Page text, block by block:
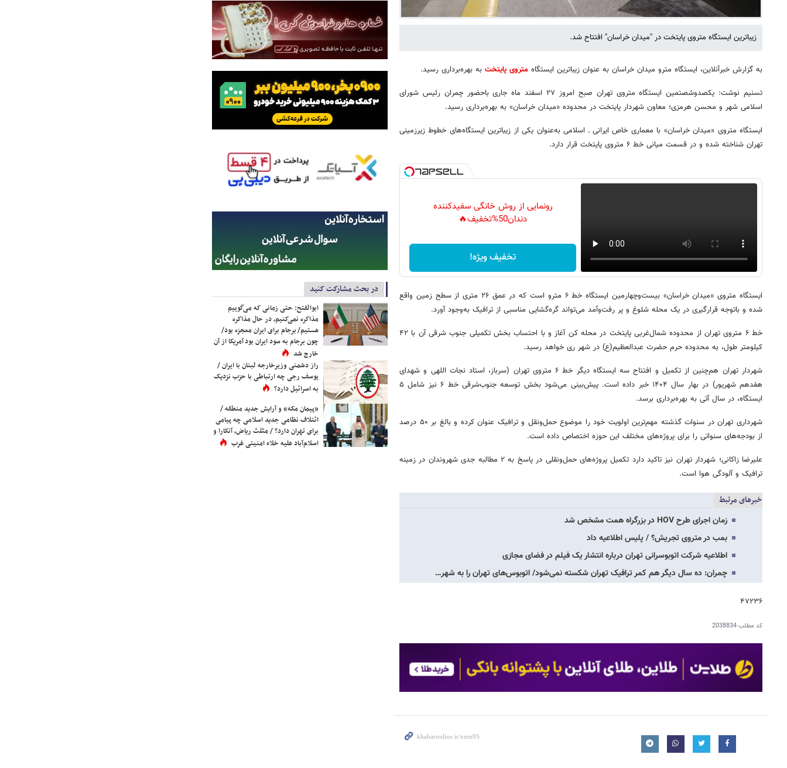
زیباترین ایستگاه متروی پایتخت در "میدان خراسان" افتتاح شد.
به گزارش خبرآنلاین، ایستگاه مترو میدان خراسان به عنوان زیباترین ایستگاه متروی پایتخت به بهره‌برداری رسید.
تسنیم نوشت: یکصدوشصتمین ایستگاه متروی تهران صبح امروز ۲۷ اسفند ماه جاری باحضور چمران رئیس شورای
اسلامی شهر و محسن هرمزی؛ معاون شهردار پایتخت در محدوده «میدان خراسان» به بهره‌برداری رسید.
ایستگاه متروی «میدان خراسان» با معماری خاص ایرانی ـ اسلامی به‌عنوان یکی از زیباترین ایستگاه‌های خطوط زیرزمینی
تهران شناخته شده و در قسمت میانی خط ۶ متروی پایتخت قرار دارد.
رونمایی از روش خانگی سفیدکننده
دندان50%تخفیف🔥
تخفیف ویژه!
ایستگاه متروی «میدان خراسان» بیست‌وچهارمین ایستگاه خط ۶ مترو است که در عمق ۲۶ متری از سطح زمین واقع
شده و باتوجه قرارگیری در یک محله شلوغ و پر رفت‌وآمد می‌تواند گره‌گشایی مناسبی از ترافیک به‌وجود آورد.
خط ۶ متروی تهران از محدوده شمال‌غربی پایتخت در محله کن آغاز و با احتساب بخش تکمیلی جنوب‌ شرقی آن با ۴۲
کیلومتر طول، به محدوده حرم حضرت عبدالعظیم(ع) در شهر ری خواهد رسید.
شهردار تهران هم‌چنین از تکمیل و افتتاح سه ایستگاه دیگر خط ۶‌ متروی تهران (سرباز، استاد نجات اللهی و شهدای
هفدهم شهریور) در بهار سال ۱۴۰۴ خبر داده است. پیش‌بینی می‌شود بخش توسعه جنوب‌شرقی خط ۶ نیز شامل ۵
ایستگاه، در سال آتی به بهره‌برداری برسد.
شهرداری تهران در سنوات گذشته مهم‌ترین اولویت خود را موضوع حمل‌ونقل و ترافیک عنوان کرده و بالغ بر ۵۰ درصد
از بودجه‌های سنواتی را برای پروژه‌های مختلف این حوزه اختصاص داده است.
علیرضا زاکانی؛ شهردار تهران نیز تاکید دارد تکمیل پروژه‌های حمل‌ونقلی در پاسخ به ۲ مطالبه جدی شهروندان در زمینه
ترافیک و آلودگی هوا است.
خبرهای مرتبط
زمان اجرای طرح HOV در بزرگراه همت مشخص شد
بمب در متروی تجریش؟ / پلیس اطلاعیه داد
اطلاعیه شرکت اتوبوسرانی تهران درباره انتشار یک فیلم در فضای مجازی
چمران: ده سال دیگر هم کمر ترافیک تهران شکسته نمی‌شود/ اتوبوس‌های تهران را به شهر…
۴۷۲۳۶
کد مطلب2038834
در بحث مشارکت کنید
ابوالفتح: حتی زمانی که می‌گوییم
مذاکره نمی‌کنیم، در حال مذاکره
هستیم/ برجام برای ایران معجزه بود/
چون برجام به سود ایران بود آمریکا از آن
خارج شد
راز دشمنی وزیرخارجه لبنان با ایران /
یوسف رجی چه ارتباطی با حزب نزدیک
به اسرائیل دارد؟
«پیمان مکه» و آرایش جدید منطقه /
ائتلاف نظامی جدید اسلامی چه پیامی
برای تهران دارد؟ / مثلث ریاض، آنکارا و
اسلام‌آباد علیه خلاء امنیتی غرب